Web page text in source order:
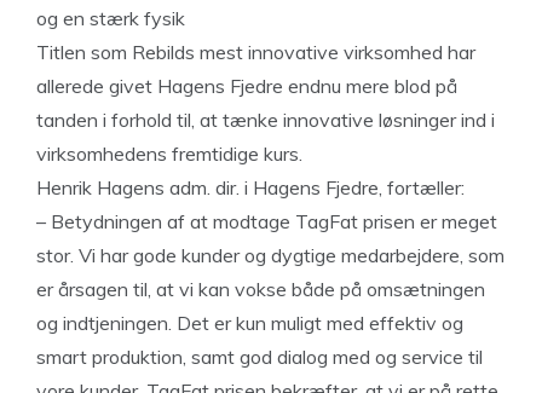
og en stærk fysik
Titlen som Rebilds mest innovative virksomhed har
allerede givet Hagens Fjedre endnu mere blod på
tanden i forhold til, at tænke innovative løsninger ind i
virksomhedens fremtidige kurs.
Henrik Hagens adm. dir. i Hagens Fjedre, fortæller:
– Betydningen af at modtage TagFat prisen er meget
stor. Vi har gode kunder og dygtige medarbejdere, som
er årsagen til, at vi kan vokse både på omsætningen
og indtjeningen. Det er kun muligt med effektiv og
smart produktion, samt god dialog med og service til